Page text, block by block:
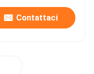
Contattaci